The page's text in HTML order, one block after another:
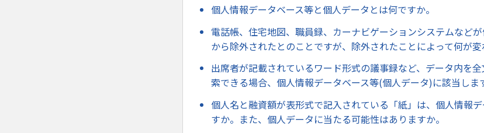
個人情報データベース等と個人データとは何ですか。
電話帳、住宅地図、職員録、カーナビゲーションシステムなど
から除外されたとのことですが、除外されたことによって何が変
出席者が記載されているワード形式の議事録など、データ内を
索できる場合、個人情報データベース等(個人データ)に該当しま
個人名と融資額が表形式で記入されている「紙」は、個人情報
すか。また、個人データに当たる可能性はありますか。